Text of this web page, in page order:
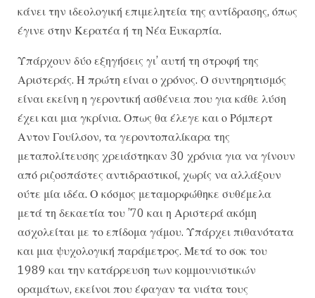
κάνει την ιδεολογική επιμελητεία της αντίδρασης, όπως
έγινε στην Κερατέα ή τη Νέα Ευκαρπία.
Υπάρχουν δύο εξηγήσεις γι’ αυτή τη στροφή της
Αριστεράς. Η πρώτη είναι ο χρόνος. Ο συντηρητισμός
είναι εκείνη η γεροντική ασθένεια που για κάθε λύση
έχει και μια γκρίνια. Οπως θα έλεγε και ο Ρόμπερτ
Αντον Γουίλσον, τα γεροντοπαλίκαρα της
μεταπολίτευσης χρειάστηκαν 30 χρόνια για να γίνουν
από ριζοσπάστες αντιδραστικοί, χωρίς να αλλάξουν
ούτε μία ιδέα. Ο κόσμος μεταμορφώθηκε συθέμελα
μετά τη δεκαετία του ’70 και η Αριστερά ακόμη
ασχολείται με το επίδομα γάμου. Υπάρχει πιθανότατα
και μια ψυχολογική παράμετρος. Μετά το σοκ του
1989 και την κατάρρευση των κομμουνιστικών
οραμάτων, εκείνοι που έφαγαν τα νιάτα τους